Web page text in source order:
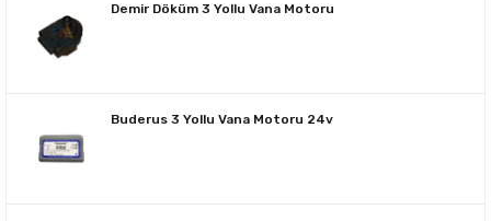
Demir Döküm 3 Yollu Vana Motoru
Buderus 3 Yollu Vana Motoru 24v